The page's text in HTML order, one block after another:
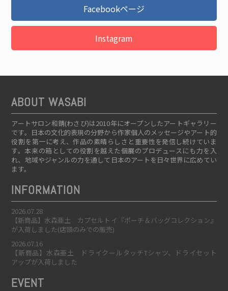
Facebookページ
Instagram
ABOUT WASABI
アートサロン和錆(わさび)は2010年にオープンしたアートギャラリー
です。日本の文化的表現の分野から作家個人のメッセージやアート的
役割を第一に考え、作品の素晴らしさと重要性を発信し続けていま
す。本来の箱としての役割を越えた個展のプロデュースにも力を入
れ、地域やジャンルの力を通して日本のアートを日々世界に広めてい
ます。
INFORMATION
2026.07.28
【新商品】水森亜土 カプセルトイ『ポーチ＆バッグコレクション』
が入荷しました(店頭のみでの販売)
2026.07.16
【新商品】水森亜土 ドライクールタッチTシャツ、ドライセット
アップが入荷しました
EVENT